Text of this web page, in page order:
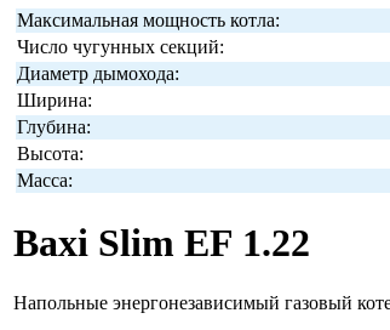
Максимальная мощность
Число чугунных секций:
Диаметр дымохода:
Ширина:
Глубина:
Высота:
Масса:
Baxi Slim EF 1.22
Напольные энергонезависимый газовый